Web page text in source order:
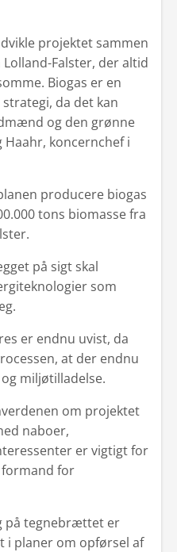
projektet sammen
Falster, der altid
Biogas er en
da det kan
og den grønne
Haahr, koncernchef i
producere biogas
tons biomasse fra
på sigt skal
som
er endnu uvist, da
at der endnu
miljøtilladelse.
om projektet
naboer,
er vigtigt for
formand for
på tegnebrættet er
i planer om opførsel af